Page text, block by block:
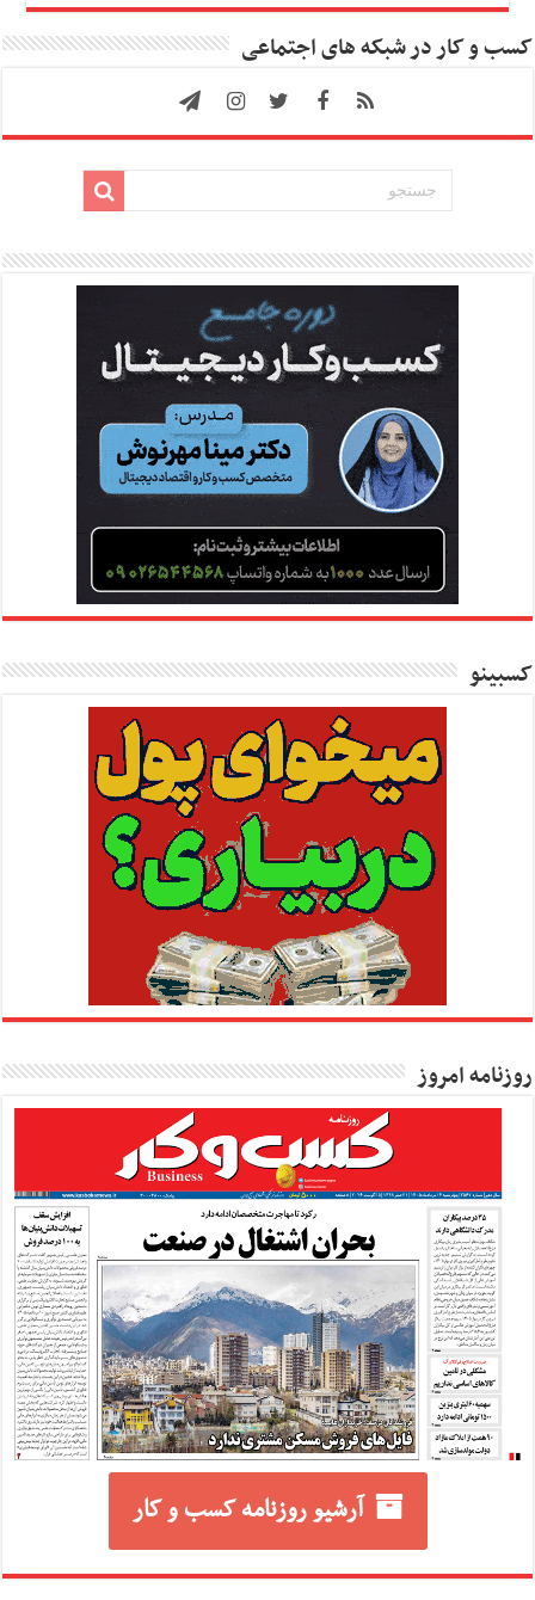
کسب و کار در شبکه های اجتماعی
کسبینو
روزنامه امروز
آرشیو روزنامه کسب و کار